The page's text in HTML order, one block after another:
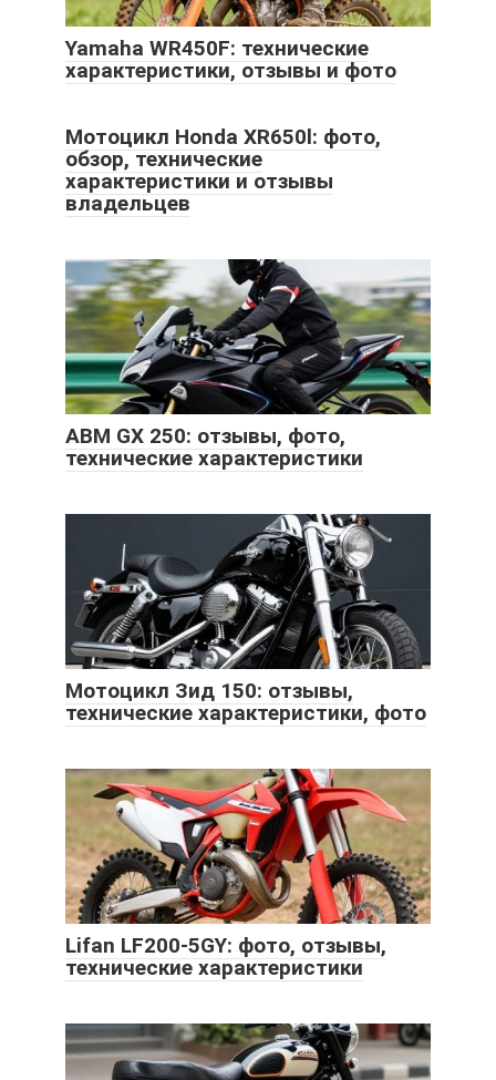
Yamaha WR450F: технические
характеристики, отзывы и фото
Мотоцикл Honda XR650l: фото,
обзор, технические
характеристики и отзывы
владельцев
ABM GX 250: отзывы, фото,
технические характеристики
Мотоцикл Зид 150: отзывы,
технические характеристики, фото
Lifan LF200-5GY: фото, отзывы,
технические характеристики